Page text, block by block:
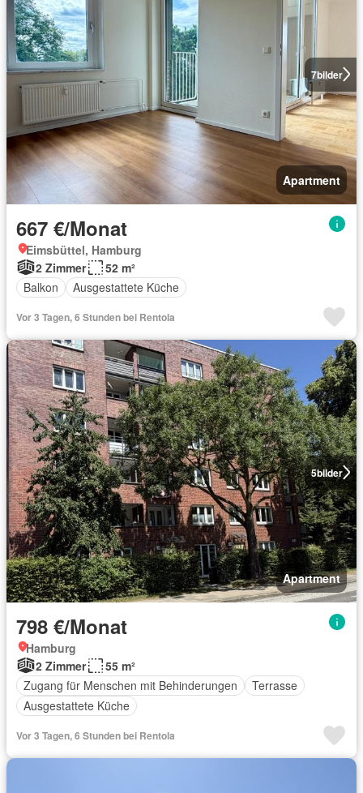
7bilder
Apartment
667 €/Monat
Eimsbüttel, Hamburg
2 Zimmer
52 m²
Balkon
Ausgestattete Küche
Vor 3 Tagen, 6 Stunden bei Rentola
5bilder
Apartment
798 €/Monat
Hamburg
2 Zimmer
55 m²
Zugang für Menschen mit Behinderungen
Terrasse
Ausgestattete Küche
Vor 3 Tagen, 6 Stunden bei Rentola